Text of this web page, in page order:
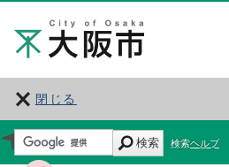
閉じる
サイト・ナビ 検索 検索ヘルプ